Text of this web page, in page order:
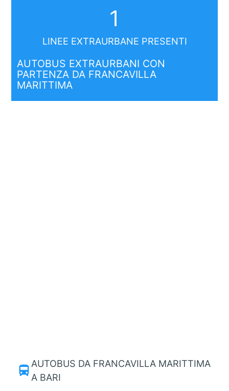
1
LINEE EXTRAURBANE PRESENTI
AUTOBUS EXTRAURBANI CON
PARTENZA DA FRANCAVILLA
MARITTIMA
directions_bus AUTOBUS DA FRANCAVILLA MARITTIMA
A BARI